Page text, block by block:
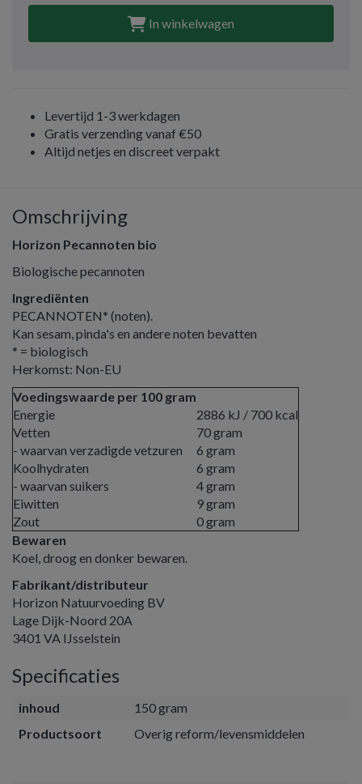
In winkelwagen
Levertijd 1-3 werkdagen
Gratis verzending vanaf €50
Altijd netjes en discreet verpakt
Omschrijving
Horizon Pecannoten bio
Biologische pecannoten
Ingrediënten
PECANNOTEN* (noten).
Kan sesam, pinda's en andere noten bevatten
* = biologisch
Herkomst: Non-EU
Voedingswaarde per 100 gram
Energie
2886 kJ / 700 kcal
Vetten
- waarvan verzadigde vetzuren
70 gram
6 gram
Koolhydraten
- waarvan suikers
6 gram
4 gram
Eiwitten
9 gram
Zout
0 gram
Bewaren
Koel, droog en donker bewaren.
Fabrikant/distributeur
Horizon Natuurvoeding BV
Lage Dijk-Noord 20A
3401 VA IJsselstein
Specificaties
inhoud
150 gram
Productsoort
Overig reform/levensmiddelen